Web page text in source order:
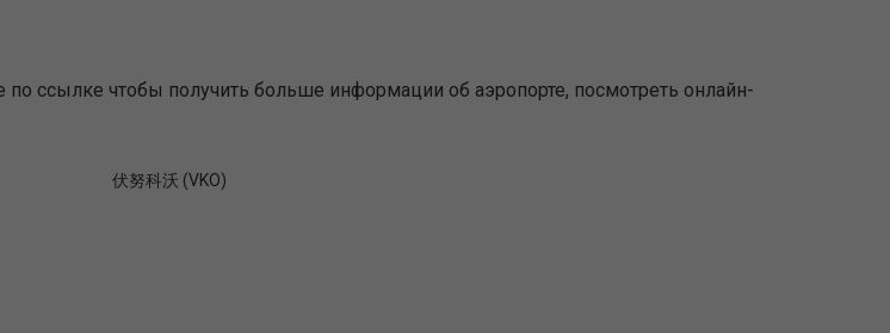
ссылке чтобы получить больше информации об аэропорте, посмотреть онлайн-
伏努科沃 (VKO)